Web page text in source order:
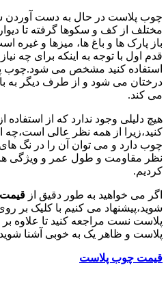
چوب پلاست در حال به دست آوردن
مختلف از کف و سکوها گرفته تا
باز پارک ها و باغ ها، میزها و غیره
قدم اول با توجه به اینکه برای چه
استفاده کنید مشخص می شود.چوب
درختان می شود و از طرف دیگر به
می کند.
هیچ دلیلی وجود ندارد که از
کنید،زیرا از همه نظر عالی است،چه
چوب دارد و می توان آن را در نگ های
نظر مقاومت و طول عمر و ویژگی
کردیم.
اگر می خواهید به طور دقیق از
شوید،پیشنهاد می کنیم با کلیک بر
پلاست نست مراجعه کنید تا علاوه بر
پلاست و ظاهر یک به خوبی آشنا شوید:
قیمت چوب پلاست